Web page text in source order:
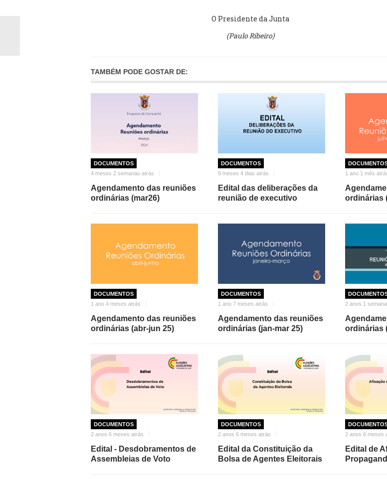
O Presidente da Junta
(Paulo Ribeiro)
TAMBÉM PODE GOSTAR DE:
DOCUMENTOS
4 meses 2 semanas atrás
Agendamento das reuniões
ordinárias (mar26)
DOCUMENTOS
9 meses 4 dias atrás
Edital das deliberações da
reunião de executivo
1 ano 1 mês
ordinárias
DOCUMENTOS
1 ano 4 meses atrás
Agendamento das reuniões
ordinárias (abr-jun 25)
DOCUMENTOS
1 ano 7 meses atrás
Agendamento das reuniões
ordinárias (jan-mar 25)
2 anos 1
ordinárias
DOCUMENTOS
2 anos 6 meses atrás
Edital - Desdobramentos de
Assembleias de Voto
DOCUMENTOS
2 anos 6 meses atrás
Edital da Constituição da
Bolsa de Agentes Eleitorais
2 anos 6 meses
Edital de